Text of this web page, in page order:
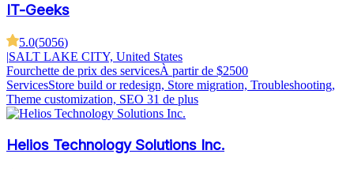
IT-Geeks
5.0(5056)
|SALT LAKE CITY, United States
Fourchette de prix des servicesÀ partir de $2500
ServicesStore build or redesign, Store migration, Troubleshooting,
Theme customization, SEO 31 de plus
Helios Technology Solutions Inc.